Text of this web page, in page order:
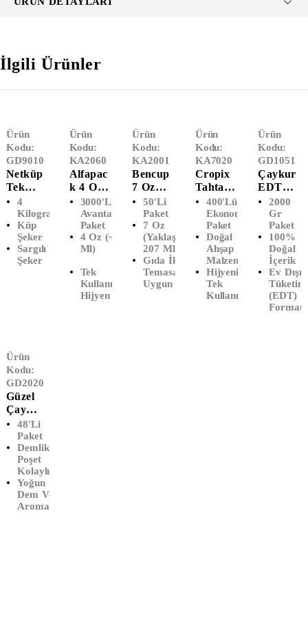
İlgili Ürünler
Ürün
Kodu:
GD9010
Netküp
Tek
Sargılı
Küp
Şeker (4
KG)
4
Kilogram
Küp
Şeker
Sargılı
Şeker
Ürün
Kodu:
KA2060
Alfapac
K 4 Oz
Karton
Bardak
(3000'li
)
3000'li
Avantaj
Paket
4 Oz (~118
Ml)
Tek
Kullanımlık
Hijyen
Ürün
Kodu:
KA2001
Bencup
7 Oz
Karton
Bardak
(50'li)
50'li
Paket
7 Oz
(Yaklaşık
207 Ml)
Gıda İle
Temasa
Uygun
Ürün
Kodu:
KA7020
Cropix
Tahta
Karıştırı
Cı (10
Cm)
(400'lü)
400'lü
Ekonomik
Paket
Doğal
Ahşap
Malzeme
Hijyenik
Tek
Kullanım
Ürün
Kodu:
GD1051
Çaykur
EDT
Tiryaki
Siyah
Çay
(2000
Gr)
2000
Gr
Paket
100%
Doğal
İçerik
Ev Dışı
Tüketim
(EDT)
Formatı
Ürün
Kodu:
GD2020
Güzel
Çay
Herdem
Tiryaki
48'li
Demlik
Poşet
Çay
48'li
Paket
Demlik
Poşet
Kolaylığı
Yoğun
Dem Ve
Aroma